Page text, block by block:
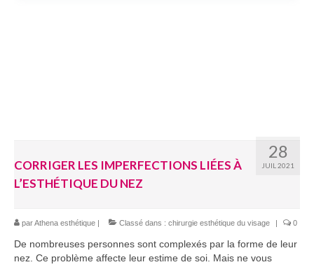
28
JUIL 2021
CORRIGER LES IMPERFECTIONS LIÉES À
L’ESTHÉTIQUE DU NEZ
parAthena esthétique | Classé dans : chirurgie esthétique du visage | 0
De nombreuses personnes sont complexés par la forme de leur
nez. Ce problème affecte leur estime de soi. Mais ne vous